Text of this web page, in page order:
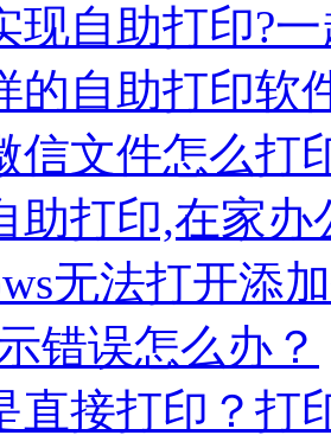
现自助打印?
的自助打印软
信文件怎么打
助打印,在家办
无法打开添
错误怎么办？
直接打印？打